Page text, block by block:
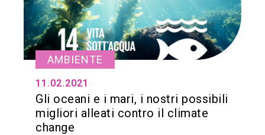
AMBIENTE
11.02.2021
Gli oceani e i mari, i nostri possibili
migliori alleati contro il climate
change